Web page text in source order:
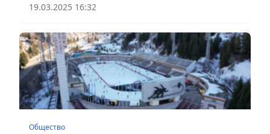
19.03.2025 16:32
Общество